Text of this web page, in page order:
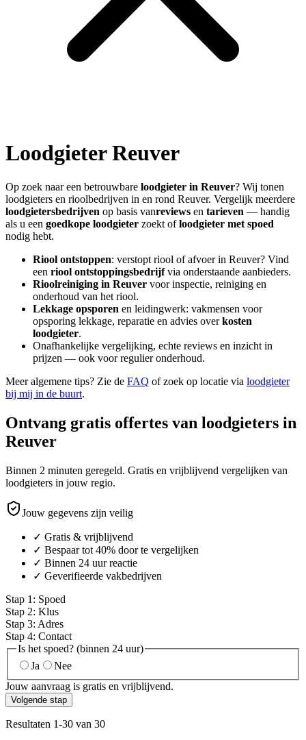
LoodgieterReuver
Op zoek naar een betrouwbare loodgieter in Reuver? Wij tonen
loodgieters en rioolbedrijven in en rond Reuver. Vergelijk meerdere
loodgietersbedrijven op basis vanreviews en tarieven — handig
als u een goedkope loodgieter zoekt ofloodgieter met spoed
nodig hebt.
Riool ontstoppen: verstopt riool of afvoer in Reuver? Vind
een riool ontstoppingsbedrijfvia onderstaande aanbieders.
Rioolreiniging in Reuver voor inspectie, reiniging en
onderhoud van het riool.
Lekkage opsporen en leidingwerk: vakmensen voor
opsporing lekkage, reparatie en advies overkosten
loodgieter.
Onafhankelijke vergelijking, echte reviews en inzicht in
prijzen — ook voor regulier onderhoud.
Meer algemene tips? Zie de FAQ of zoek op locatie via loodgieter
bij mij in de buurt.
Ontvang gratis offertes van loodgieters in
Reuver
Binnen 2 minuten geregeld. Gratis en vrijblijvend vergelijken van
loodgieters in jouw regio.
Jouw gegevens zijn veilig
✓ Gratis & vrijblijvend
✓ Bespaar tot 40% door te vergelijken
✓ Binnen 24 uur reactie
✓ Geverifieerde vakbedrijven
Stap 1 : Spoed
Stap 2: Klus
Stap 3: Adres
Stap 4: Contact
Is het spoed? (binnen 24 uur)
Ja
Nee
Jouw aanvraag is gratis en vrijblijvend.
Volgende stap
Resultaten 1-30 van 30